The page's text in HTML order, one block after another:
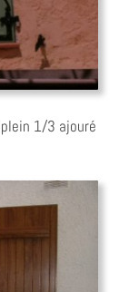
1/3 ajouré